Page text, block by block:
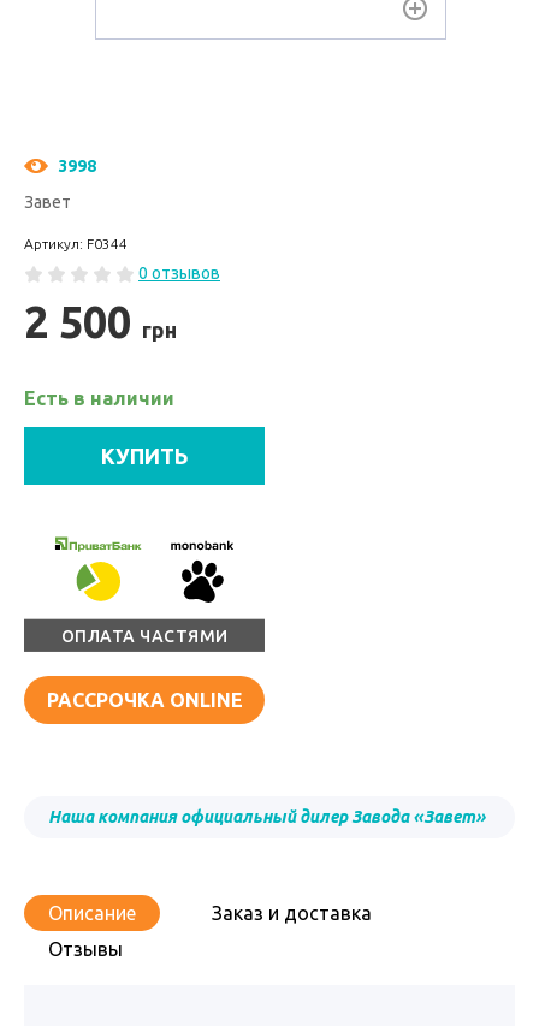
3998
Завет
Артикул: F0344
0 отзывов
2 500 грн
Есть в наличии
КУПИТЬ
ОПЛАТА ЧАСТЯМИ
РАССРОЧКА ONLINE
Наша компания официальный дилер Завода «Завет»
Описание
Заказ и доставка
Отзывы